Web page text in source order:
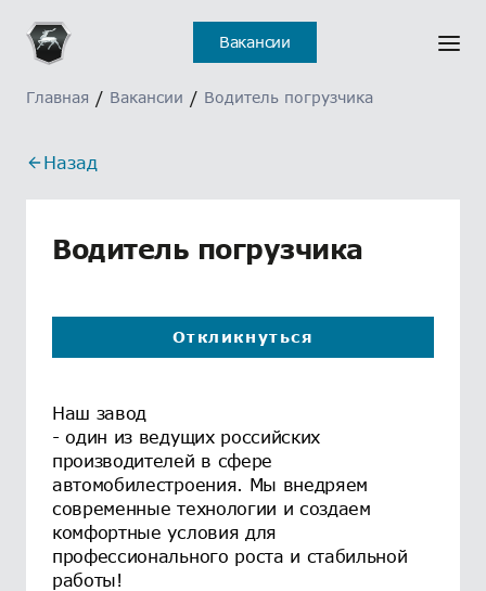
Вакансии
Главная / Вакансии / Водитель погрузчика
Назад
Водитель погрузчика
Откликнуться
Наш завод
- один из ведущих российских
производителей в сфере
автомобилестроения. Мы внедряем
современные технологии и создаем
комфортные условия для
профессионального роста и стабильной
работы!
Отклик на вакансию
отправлен
Ошибка